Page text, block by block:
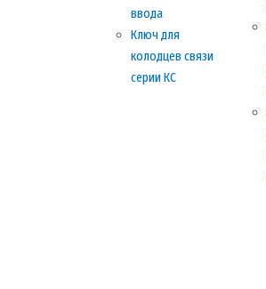
ввода
Ключ для
колодцев связи
серии КС